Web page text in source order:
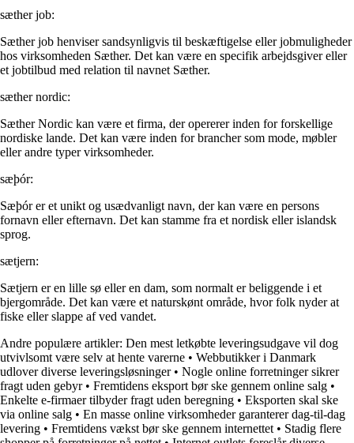
sæther job:
Sæther job henviser sandsynligvis til beskæftigelse eller jobmuligheder
hos virksomheden Sæther. Det kan være en specifik arbejdsgiver eller
et jobtilbud med relation til navnet Sæther.
sæther nordic:
Sæther Nordic kan være et firma, der opererer inden for forskellige
nordiske lande. Det kan være inden for brancher som mode, møbler
eller andre typer virksomheder.
sæþór:
Sæþór er et unikt og usædvanligt navn, der kan være en persons
fornavn eller efternavn. Det kan stamme fra et nordisk eller islandsk
sprog.
sætjern:
Sætjern er en lille sø eller en dam, som normalt er beliggende i et
bjergområde. Det kan være et naturskønt område, hvor folk nyder at
fiske eller slappe af ved vandet.
Andre populære artikler: Den mest letkøbte leveringsudgave vil dog
utvivlsomt være selv at hente varerne • Webbutikker i Danmark
udlover diverse leveringsløsninger• Nogle online forretninger sikrer
fragt uden gebyr• Fremtidens eksport bør ske gennem online salg •
Enkelte e-firmaer tilbyder fragt uden beregning • Eksporten skal ske
via online salg • En masse online virksomheder garanterer dag-til-dag
levering • Fremtidens vækst bør ske gennem internettet • Stadig flere